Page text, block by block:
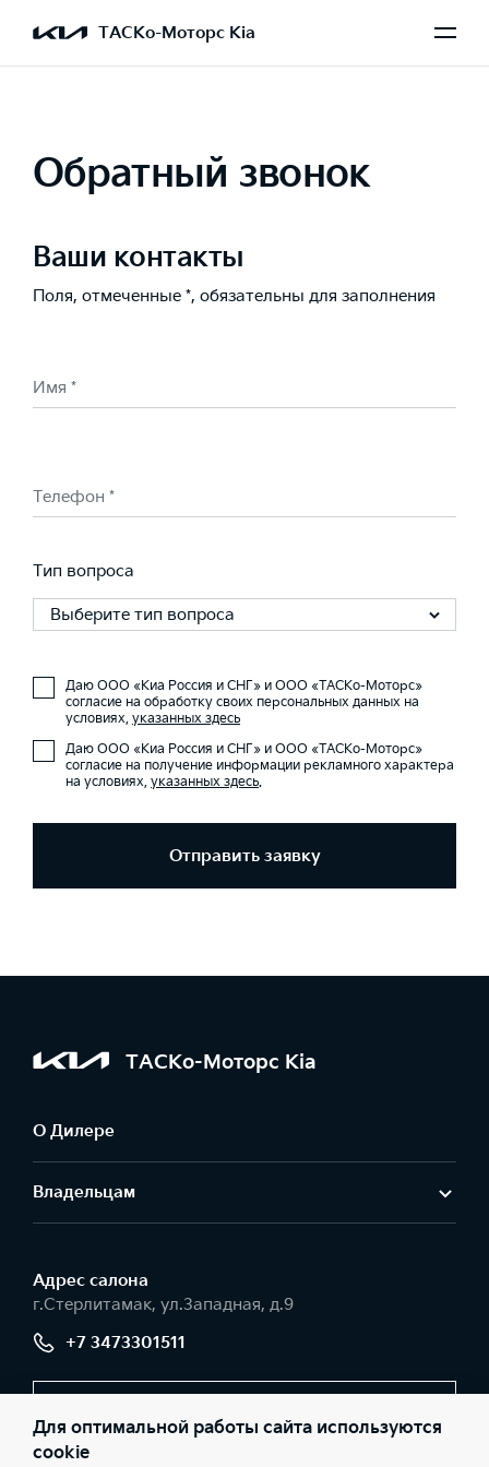
ТАСКо-Моторс Kia
Обратный звонок
Ваши контакты
Поля, отмеченные *, обязательны для заполнения
Имя *
Телефон *
Тип вопроса
Выберите тип вопроса
Даю ООО «Киа Россия и СНГ» и ООО «ТАСКо-Моторс»
согласие на обработку своих персональных данных на
условиях, указанных здесь
Даю ООО «Киа Россия и СНГ» и ООО «ТАСКо-Моторс»
согласие на получение информации рекламного характера
на условиях, указанных здесь.
Отправить заявку
ТАСКо-Моторс Kia
О Дилере
Владельцам
Адрес салонa
г.Стерлитамак, ул.Западная, д.9
+7 3473301511
Для оптимальной работы сайта используются
cookie